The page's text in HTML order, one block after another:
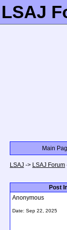
LSAJ
Main
LSAJ -> LSAJ Forum
Post
Anonymous
Date: Sep 22, 2025